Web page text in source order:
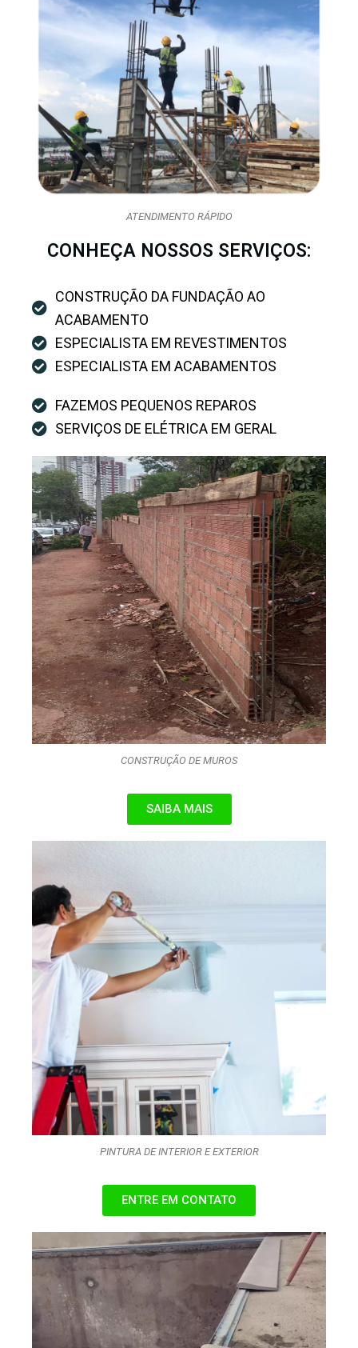
ATENDIMENTO RÁPIDO
CONHEÇA NOSSOS SERVIÇOS:
CONSTRUÇÃO DA FUNDAÇÃO AO
ACABAMENTO
ESPECIALISTA EM REVESTIMENTOS
ESPECIALISTA EM ACABAMENTOS
FAZEMOS PEQUENOS REPAROS
SERVIÇOS DE ELÉTRICA EM GERAL
CONSTRUÇÃO DE MUROS
SAIBA MAIS
PINTURA DE INTERIOR E EXTERIOR
ENTRE EM CONTATO